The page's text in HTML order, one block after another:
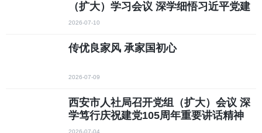
（扩大）学习会议 深学细悟习近平党建
思想 以高质量党建引领人社事业高质量
2026-07-10
传优良家风 承家国初心
2026-07-09
西安市人社局召开党组（扩大）会议 深
学笃行庆祝建党105周年重要讲话精神
聚力稳就业保民生防风险 推动人社事业
2026-07-04